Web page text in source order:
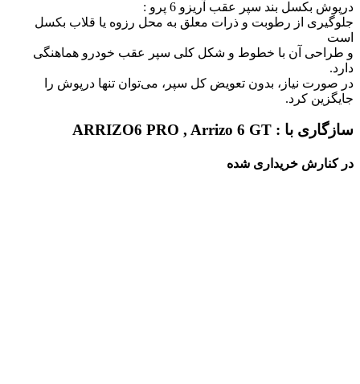
درپوش بکسل بند سپر عقب آریزو 6 پرو :
جلوگیری از رطوبت و ذرات معلق به محل رزوه یا قلاب بکسل
است
و طراحی آن با خطوط و شکل کلی سپر عقب خودرو هماهنگی
دارد.
در صورت نیاز، بدون تعویض کل سپر، می‌توان تنها درپوش را
جایگزین کرد.
سازگاری با : ARRIZO6 PRO , Arrizo 6 GT
در کنارش خریداری شده